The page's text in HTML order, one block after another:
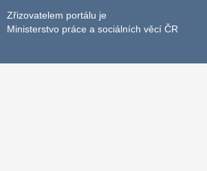
Zřizovatelem portálu je
Ministerstvo práce a sociálních věcí ČR